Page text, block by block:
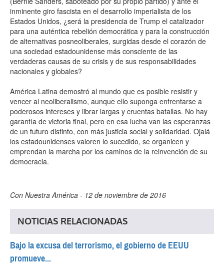
inminente giro fascista en el desarrollo imperialista de los
Estados Unidos, ¿será la presidencia de Trump el catalizador
para una auténtica rebelión democrática y para la construcción
de alternativas posneoliberales, surgidas desde el corazón de
una sociedad estadounidense más consciente de las
verdaderas causas de su crisis y de sus responsabilidades
nacionales y globales?
América Latina demostró al mundo que es posible resistir y
vencer al neoliberalismo, aunque ello suponga enfrentarse a
poderosos intereses y librar largas y cruentas batallas. No hay
garantía de victoria final, pero en esa lucha van las esperanzas
de un futuro distinto, con más justicia social y solidaridad. Ojalá
los estadounidenses valoren lo sucedido, se organicen y
emprendan la marcha por los caminos de la reinvención de su
democracia.
Con Nuestra América - 12 de noviembre de 2016
NOTICIAS RELACIONADAS
Bajo la excusa del terrorismo, el gobierno de EEUU
promueve...